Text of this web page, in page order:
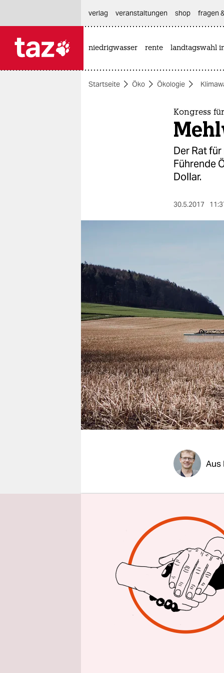
themen
wahrheit
verlag
verlag
veranstaltungen
shop
fragen & hilfe
unterstützen
abo
genossenschaft
verlag
veranstaltungen shop fragen
niedrigwasser rente landtagswahl
Startseite Öko Ökologie
Kongress
Der Rat
Führende
Dollar.
30.5.2017
Aus
Ina
ihres
solle gern
gingen in
In Zukunft
und
So wie